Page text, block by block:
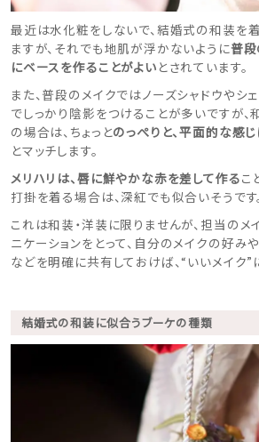
最近は水化粧をしないで、結婚式の和装を
ますが、それでも地肌が浮かないように普段
にベースを作ることがよい とされています。
また、普段のメイクではノーズシャドウやシェ
でしっかり陰影をつけることが多いですが、
の場合は、ちょっとのっぺりと、平面的な感
とマッチします。
メリハリは、唇に鮮やかな赤を差して作るこ
打掛を着る場合は、深紅でも似合いそうです
これは和装・洋装に限りませんが、担当のメ
ニケーションをとって、自分のメイクの好み
などを明確に共有しておけば、“いいメイク”
結婚式の和装に似合うブーケの種類